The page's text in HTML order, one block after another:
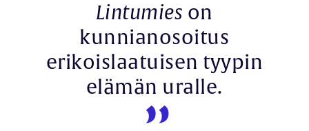
Lintumies on
kunnianosoitus
erikoislaatuisen tyypin
elämän uralle.